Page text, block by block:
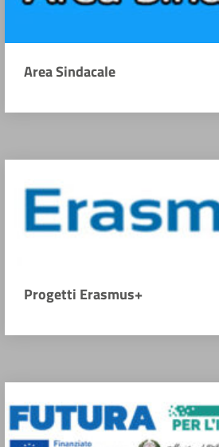
Area Sindacale
Progetti Erasmus+